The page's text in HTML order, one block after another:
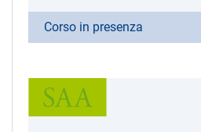
Corso in presenza